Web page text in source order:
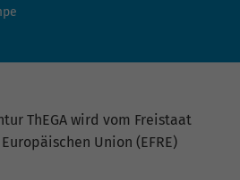
ThEGA wird vom Freistaat
Union (EFRE)